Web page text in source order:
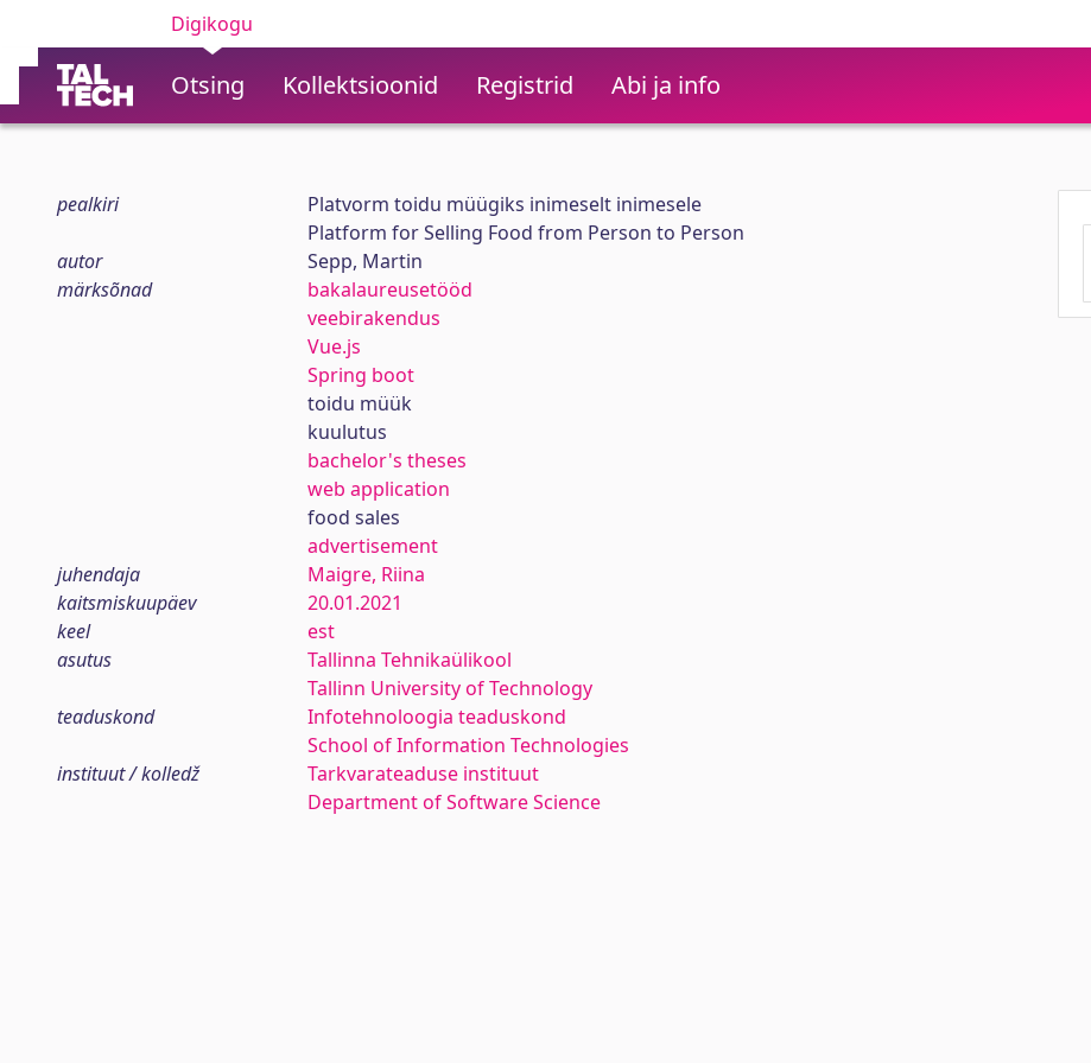
Digikogu
Otsing Kollektsioonid Registrid Abi ja info
pealkiri
Platvorm toidu müügiks inimeselt inimesele
Platform for Selling Food from Person to Person
autor
Sepp, Martin
märksõnad
bakalaureusetööd
veebirakendus
Vue.js
Spring boot
toidu müük
kuulutus
bachelor's theses
web application
food sales
advertisement
juhendaja
Maigre, Riina
kaitsmiskuupäev
20.01.2021
keel
est
asutus
Tallinna Tehnikaülikool
Tallinn University of Technology
teaduskond
Infotehnoloogia teaduskond
School of Information Technologies
instituut / kolledž
Tarkvarateaduse instituut
Department of Software Science